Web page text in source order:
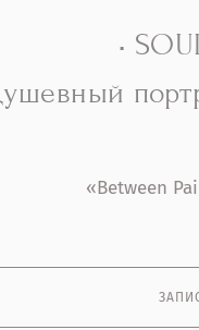
•
«Between